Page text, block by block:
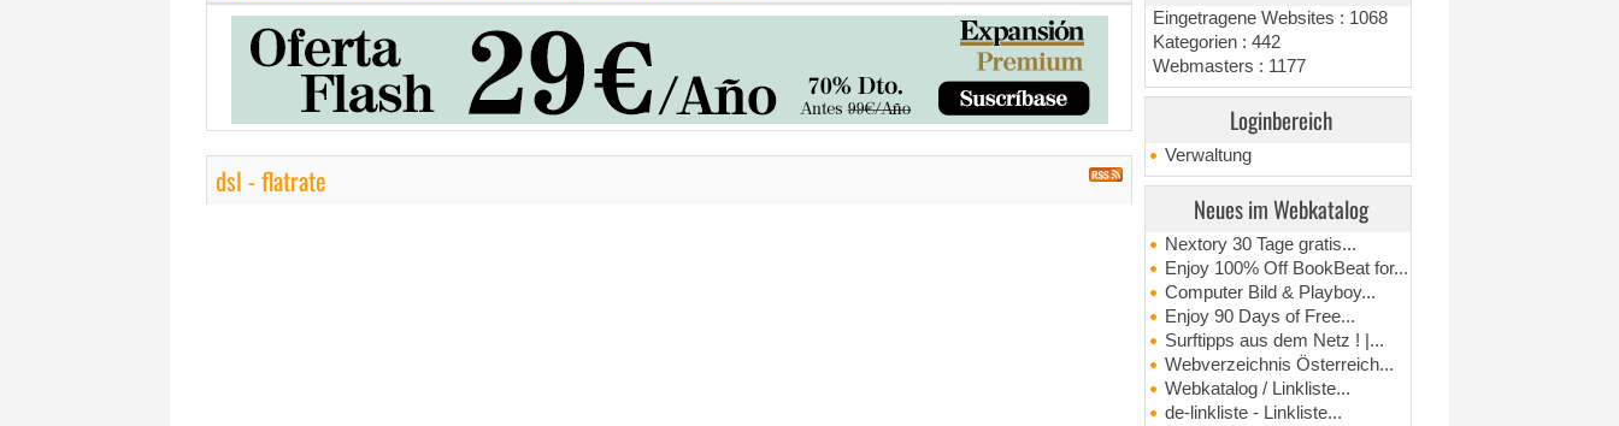
Eingetragene Websites : 1068
Kategorien : 442
Webmasters : 1177
Loginbereich
Verwaltung
Neues im Webkatalog
Nextory 30 Tage gratis...
Enjoy 100% Off BookBeat for...
Computer Bild & Playboy...
Enjoy 90 Days of Free...
Surftipps aus dem Netz ! |...
Webverzeichnis Österreich...
Webkatalog / Linkliste...
de-linkliste - Linkliste...
dsl - flatrate